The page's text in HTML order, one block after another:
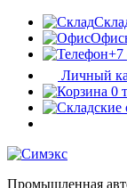
+7
Личный
0
Промышленная